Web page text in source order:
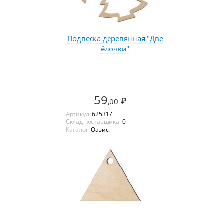
Подвеска деревянная "Две
ёлочки"
59,00 ₽
Артикул: 625317
Склад поставщика: 0
Каталог: Оазис